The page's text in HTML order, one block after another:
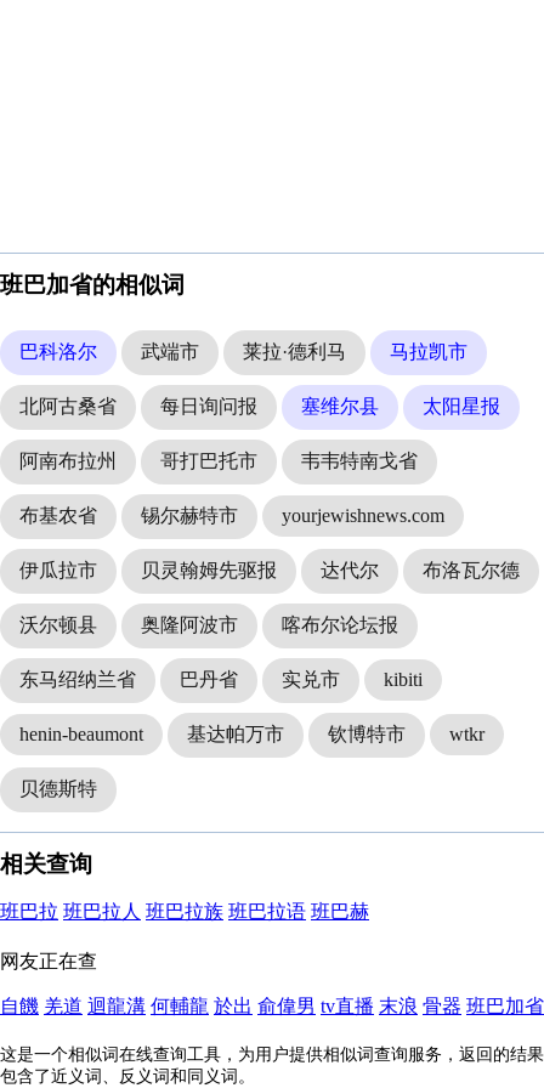
班巴加省的相似词
巴科洛尔 武端市 莱拉·德利马 马拉凯市
北阿古桑省 每日询问报 塞维尔县 太阳星报
阿南布拉州 哥打巴托市 韦韦特南戈省
布基农省 锡尔赫特市 yourjewishnews.com
伊瓜拉市 贝灵翰姆先驱报 达代尔 布洛瓦尔德
沃尔顿县 奥隆阿波市 喀布尔论坛报
东马绍纳兰省 巴丹省 实兑市 kibiti
henin-beaumont 基达帕万市 钦博特市 wtkr
贝德斯特
相关查询
班巴拉 班巴拉人 班巴拉族 班巴拉语 班巴赫
网友正在查
自饑 羌道 迴龍溝 何輔龍 於出 俞偉男 tv直播 末浪 骨器 班巴加省
这是一个相似词在线查询工具，为用户提供相似词查询服务，返回的结果
包含了近义词、反义词和同义词。